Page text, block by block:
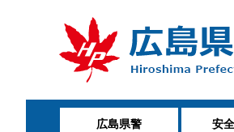
広島県警
安